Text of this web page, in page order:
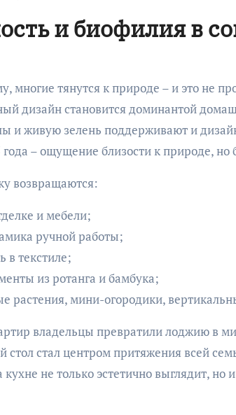
и биофилия в
многие тянутся к природе – и это не
дизайн становится доминантой
и живую зелень поддерживают и
– ощущение близости к природе, но
возвращаются:
и мебели;
ручной работы;
в текстиле;
из ротанга и бамбука;
растения, мини-огородики,
владельцы превратили лоджию в
стал центром притяжения всей
не только эстетично выглядит,